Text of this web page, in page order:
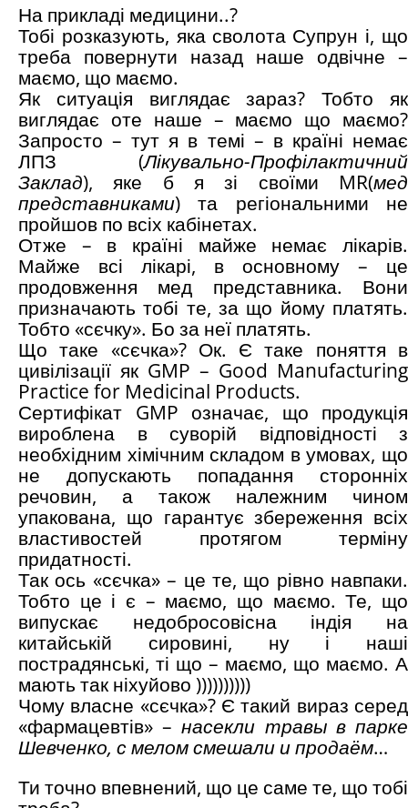
На прикладі медицини..?
Тобі розказують, яка сволота Супрун і, що
треба повернути назад наше одвічне –
маємо, що маємо.
Як ситуація виглядає зараз? Тобто як
виглядає оте наше – маємо що маємо?
Запросто – тут я в темі – в країні немає
ЛПЗ (Лікувально-Профілактичний
Заклад), яке б я зі своїми MR(мед
представниками) та регіональними не
пройшов по всіх кабінетах.
Отже – в країні майже немає лікарів.
Майже всі лікарі, в основному – це
продовження мед представника. Вони
призначають тобі те, за що йому платять.
Тобто «сєчку». Бо за неї платять.
Що таке «сєчка»? Ок. Є таке поняття в
цивілізації як GMP – Good Manufacturing
Practice for Medicinal Products.
Сертифікат GMP означає, що продукція
вироблена в суворій відповідності з
необхідним хімічним складом в умовах, що
не допускають попадання сторонніх
речовин, а також належним чином
упакована, що гарантує збереження всіх
властивостей протягом терміну
придатності.
Так ось «сєчка» – це те, що рівно навпаки.
Тобто це і є – маємо, що маємо. Те, що
випускає недобросовісна індія на
китайській сировині, ну і наші
пострадянські, ті що – маємо, що маємо. А
мають так ніхуйово ))))))))))
Чому власне «сєчка»? Є такий вираз серед
«фармацевтів» –насекли травы в парке
Шевченко, с мелом смешали и продаём…
Ти точно впевнений, що це саме те, що тобі